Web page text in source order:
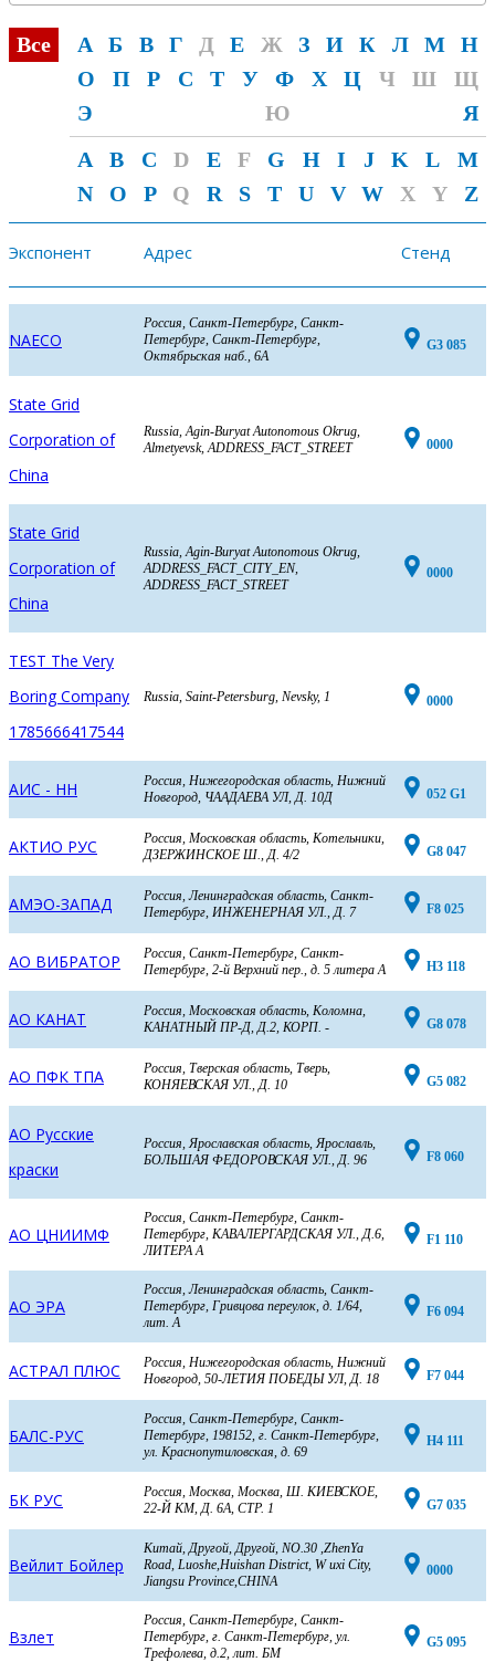
Все А Б В Г Д Е Ж З И К Л М
Н
О
П Р С Т У Ф Х Ц Ч Ш
Щ
Э
Ю
Я
A
B C D E F G H I J K L
M
N
O P Q R S T U V W X Y Z
Экспонент Адрес Стенд
NAECO
Россия, Санкт-Петербург, Санкт-
Петербург, Санкт-Петербург,
Октябрьская наб., 6А
G3 085
State Grid
Corporation of
China
Russia, Agin-Buryat Autonomous Okrug,
Almetyevsk, ADDRESS_FACT_STREET
0000
State Grid
Corporation of
China
Russia, Agin-Buryat Autonomous Okrug,
ADDRESS_FACT_CITY_EN,
ADDRESS_FACT_STREET
0000
TEST The Very
Boring Company
1785666417544
Russia, Saint-Petersburg, Nevsky, 1 0000
АИС - НН
Россия, Нижегородская область, Нижний
Новгород, ЧААДАЕВА УЛ, Д. 10Д
052 G1
АКТИО РУС
Россия, Московская область, Котельники,
ДЗЕРЖИНСКОЕ Ш., Д. 4/2
G8 047
АМЭО-ЗАПАД
Россия, Ленинградская область, Санкт-
Петербург, ИНЖЕНЕРНАЯ УЛ., Д. 7
F8 025
АО ВИБРАТОР
Россия, Санкт-Петербург, Санкт-
Петербург, 2-й Верхний пер., д. 5 литера А
H3 118
АО КАНАТ
Россия, Московская область, Коломна,
КАНАТНЫЙ ПР-Д, Д.2, КОРП. -
G8 078
АО ПФК ТПА
Россия, Тверская область, Тверь,
КОНЯЕВСКАЯ УЛ., Д. 10
G5 082
АО Русские
краски
Россия, Ярославская область, Ярославль,
БОЛЬШАЯ ФЕДОРОВСКАЯ УЛ., Д. 96
F8 060
АО ЦНИИМФ
Россия, Санкт-Петербург, Санкт-
Петербург, КАВАЛЕРГАРДСКАЯ УЛ., Д.6,
ЛИТЕРА А
F1 110
АО ЭРА
Россия, Ленинградская область, Санкт-
Петербург, Гривцова переулок, д. 1/64,
лит. А
F6 094
АСТРАЛ ПЛЮС
Россия, Нижегородская область, Нижний
Новгород, 50-ЛЕТИЯ ПОБЕДЫ УЛ, Д. 18
F7 044
БАЛС-РУС
Россия, Санкт-Петербург, Санкт-
Петербург, 198152, г. Санкт-Петербург,
ул. Краснопутиловская, д. 69
H4 111
БК РУС
Россия, Москва, Москва, Ш. КИЕВСКОЕ,
22-Й КМ, Д. 6А, СТР. 1
G7 035
Вейлит Бойлер
Китай, Другой, Другой, NO.30 ,ZhenYa
Road, Luoshe,Huishan District, W uxi City,
Jiangsu Province,CHINA
0000
Взлет
Россия, Санкт-Петербург, Санкт-
Петербург, г. Санкт-Петербург, ул.
Трефолева, д.2, лит. БМ
G5 095